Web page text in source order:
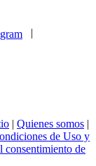
| Quienes somos |
de Uso y
consentimiento de